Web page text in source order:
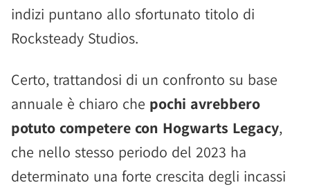
indizi puntano allo sfortunato titolo di
Rocksteady Studios.
Certo, trattandosi di un confronto su base
annuale è chiaro che pochi avrebbero
potuto competere con Hogwarts Legacy,
che nello stesso periodo del 2023 ha
determinato una forte crescita degli incassi